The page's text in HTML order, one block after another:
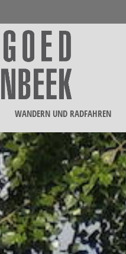
WANDERN UND RADFAHREN